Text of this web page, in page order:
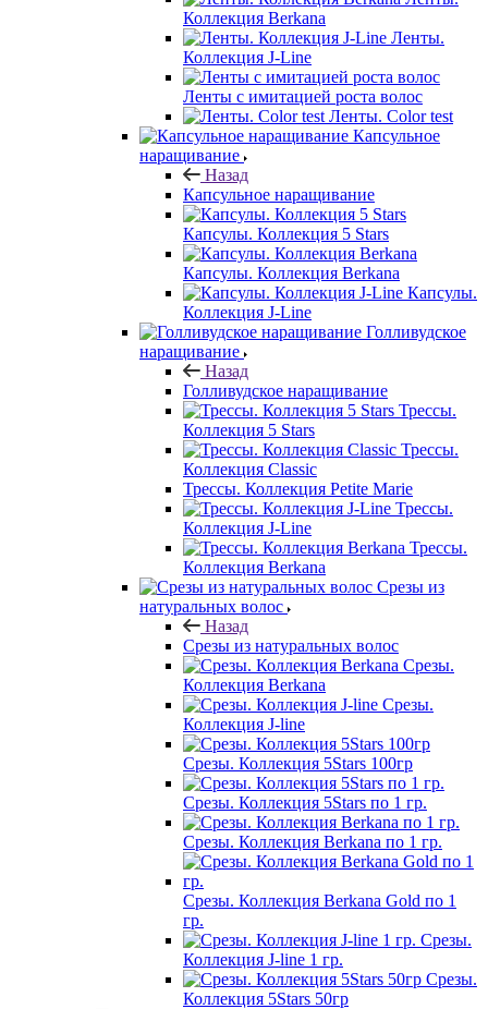
Коллекция Berkana
Ленты.
Коллекция J-Line
Ленты с имитацией роста волос
Ленты. Color test
Капсульное
наращивание
Назад
Капсульное наращивание
Капсулы. Коллекция 5 Stars
Капсулы. Коллекция Berkana
Капсулы.
Коллекция J-Line
Голливудское
наращивание
Назад
Голливудское наращивание
Трессы.
Коллекция 5 Stars
Трессы.
Коллекция Classic
Трессы. Коллекция Petite Marie
Трессы.
Коллекция J-Line
Трессы.
Коллекция Berkana
Срезы из
натуральных волос
Назад
Срезы из натуральных волос
Срезы.
Коллекция Berkana
Срезы.
Коллекция J-line
Срезы. Коллекция 5Stars 100гр
Срезы. Коллекция 5Stars по 1 гр.
Срезы. Коллекция Berkana по 1 гр.
Срезы. Коллекция Berkana Gold по 1
гр.
Срезы.
Коллекция J-line 1 гр.
Срезы.
Коллекция 5Stars 50гр